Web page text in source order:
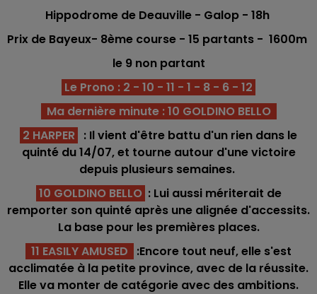
Hippodrome de Deauville - Galop - 18h
Prix de Bayeux- 8ème course - 15 partants - 1600m
le 9 non partant
Le Prono : 2 - 10 - 11 - 1 - 8 - 6 - 12
Ma dernière minute : 10 GOLDINO BELLO
2 HARPER : Il vient d'être battu d'un rien dans le
quinté du 14/07, et tourne autour d'une victoire
depuis plusieurs semaines.
10 GOLDINO BELLO : Lui aussi mériterait de
remporter son quinté après une alignée d'accessits.
La base pour les premières places.
11 EASILY AMUSED
:Encore tout neuf, elle s'est
acclimatée à la petite province, avec de la réussite.
Elle va monter de catégorie avec des ambitions.